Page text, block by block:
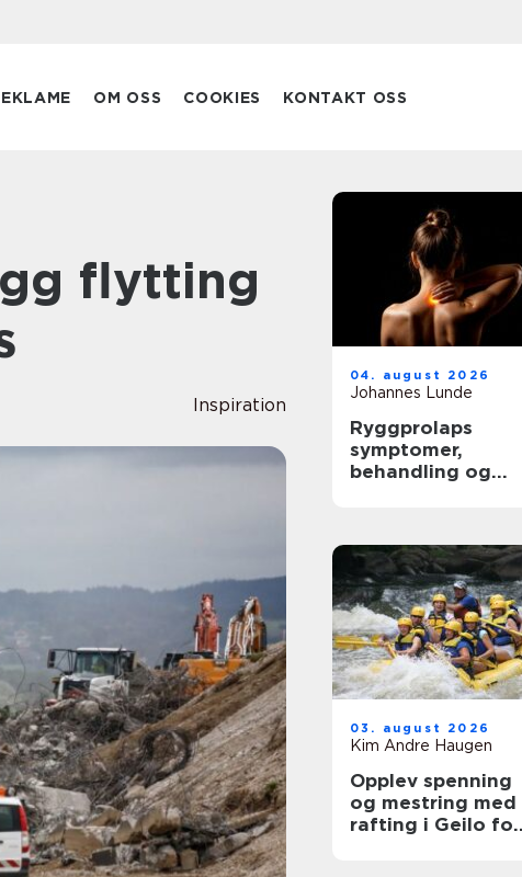
OM OSS COOKIES KONTAKT OSS
flytting
Inspiration
04. august 2026
Johannes Lunde
Ryggprolaps
symptomer,
behandling og
03. august 2026
Kim Andre Haugen
Opplev spenning
og mestring med
rafting i Geilo for